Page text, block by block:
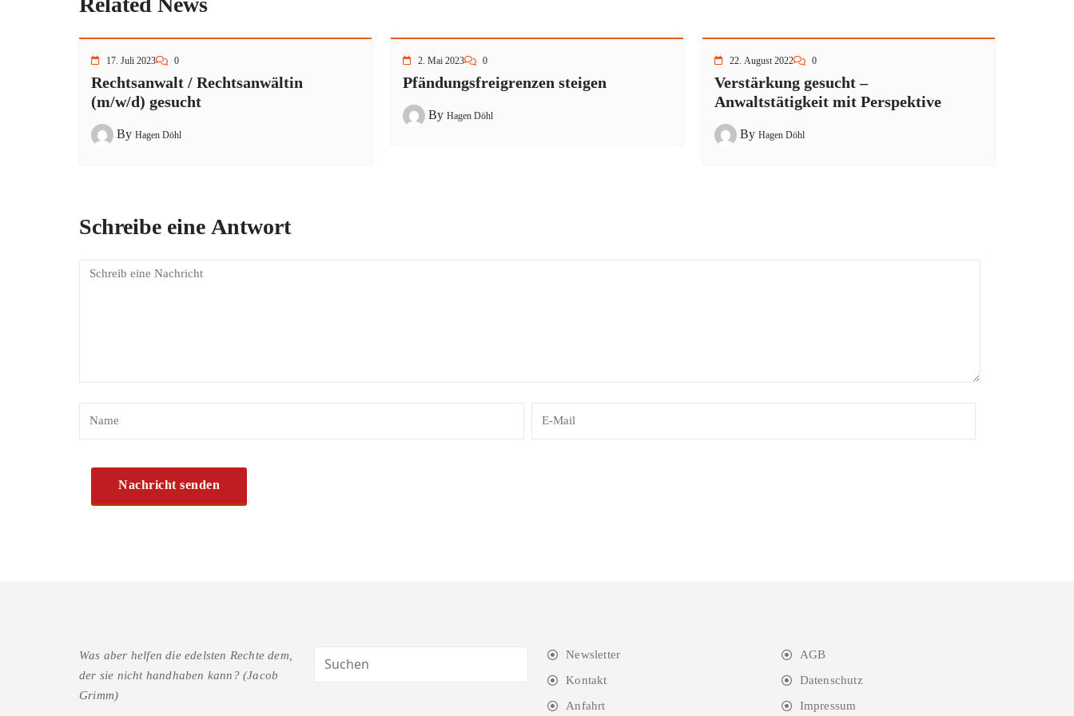
17. Juli 2023 0
Rechtsanwalt / Rechtsanwältin
(m/w/d) gesucht
By Hagen Döhl
2. Mai 2023 0
Pfändungsfreigrenzen steigen
By Hagen Döhl
22. August 2022 0
Verstärkung gesucht –
Anwaltstätigkeit mit Perspektive
By Hagen Döhl
Schreibe eine Antwort
Was aber helfen die edelsten Rechte dem,
der sie nicht handhaben kann? (Jacob
Grimm)
Newsletter
Kontakt
Anfahrt
AGB
Datenschutz
Impressum